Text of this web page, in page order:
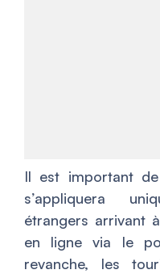
Il est important
s’appliquera
étrangers arrivant
en ligne via le
revanche, les